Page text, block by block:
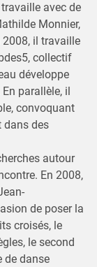
avec de
Monnier,
il travaille
collectif
développe
parallèle, il
convoquant
dans des
autour
En 2008,
de poser la
croisés, le
le second
de danse